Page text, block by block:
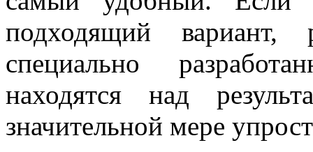
подходящий вариант,
специально
находятся над
значительной мере